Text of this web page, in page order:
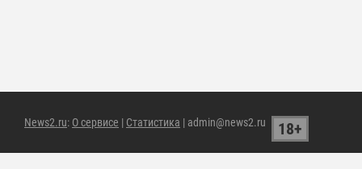
News2.ru: О сервисе | Статистика | admin@news2.ru 18+